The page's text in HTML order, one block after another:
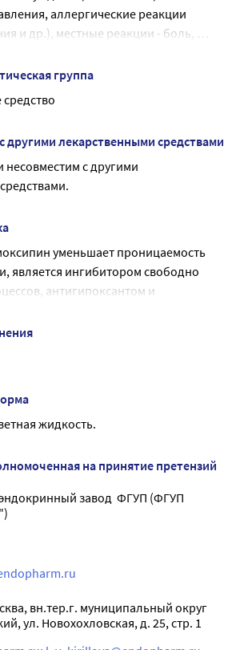
аллергические реакции
и др.), местные реакции - боль,
самостоятельно).
группа
другими лекарственными средствами
с другими
уменьшает проницаемость
является ингибитором свободно
антигипоксантом и
крови и агрегацию тромбоцитов,
циклических нуклеотидов
и циклический
активностью, уменьшает
стенки и степень риска
коронарные сосуды, в остром
сократительную способность
его проводящей системы. При
давлении оказывает
кровообращения уменьшает
симптоматики, повышает
к гипоксии и ишемии.
жидкость.
на принятие претензий
завод  ФГУП (ФГУП
вн.тер.г. муниципальный округ
ул. Новохохловская, д. 25, стр. 1